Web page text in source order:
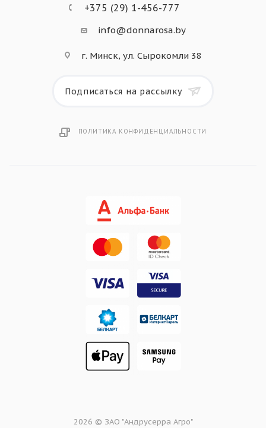
+375 (29) 1-456-777
info@donnarosa.by
г. Минск, ул. Сырокомли 38
Подписаться на рассылку
ПОЛИТИКА КОНФИДЕНЦИАЛЬНОСТИ
2026 © ЗАО "Андрусерра Агро"